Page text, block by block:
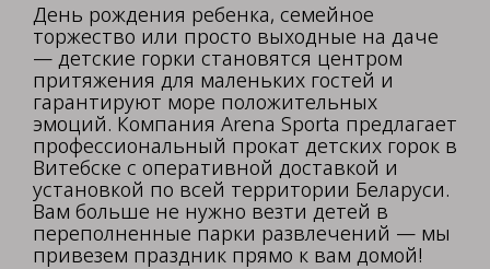
День рождения ребенка, семейное
торжество или просто выходные на даче
— детские горки становятся центром
притяжения для маленьких гостей и
гарантируют море положительных
эмоций. Компания Arena Sporta предлагает
профессиональный прокат детских горок в
Витебске с оперативной доставкой и
установкой по всей территории Беларуси.
Вам больше не нужно везти детей в
переполненные парки развлечений — мы
привезем праздник прямо к вам домой!